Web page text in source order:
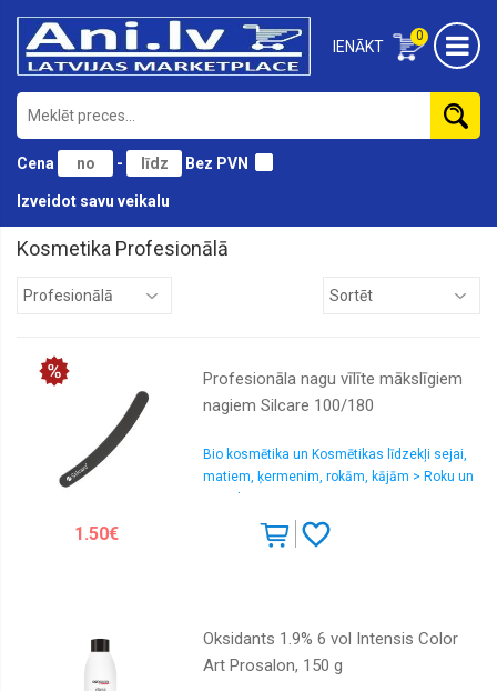
0
IENĀKT
Cena - Bez PVN
Izveidot savu veikalu
Ķermenim
Lūpām
Matiem
Medicīnas
Profesionālā
Kosmetika Profesionālā
Profesionāla nagu vīlīte mākslīgiem
nagiem Silcare 100/180
Bio kosmētika un Kosmētikas līdzekļi sejai,
matiem, ķermenim, rokām, kājām > Roku un
1.50€
Oksidants 1.9% 6 vol Intensis Color
Art Prosalon, 150 g